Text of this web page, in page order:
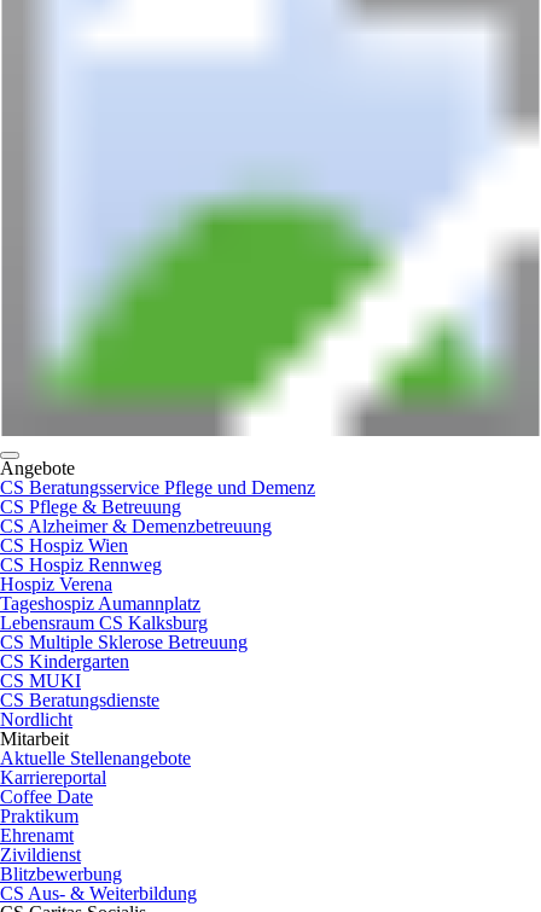
Angebote
CS Beratungsservice Pflege und Demenz
CS Pflege & Betreuung
CS Alzheimer & Demenzbetreuung
CS Hospiz Wien
CS Hospiz Rennweg
Hospiz Verena
Tageshospiz Aumannplatz
Lebensraum CS Kalksburg
CS Multiple Sklerose Betreuung
CS Kindergarten
CS MUKI
CS Beratungsdienste
Nordlicht
Mitarbeit
Aktuelle Stellenangebote
Karriereportal
Coffee Date
Praktikum
Ehrenamt
Zivildienst
Blitzbewerbung
CS Aus- & Weiterbildung